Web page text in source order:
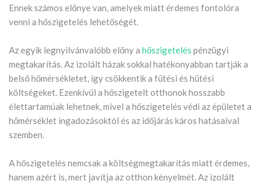
Ennek számos előnye van, amelyek miatt érdemes fontolóra
venni a hőszigetelés lehetőségét.
Az egyik legnyilvánvalóbb előny a hőszigetelés pénzügyi
megtakarítás. Az izolált házak sokkal hatékonyabban tartják a
belső hőmérsékletet, így csökkentik a fűtési és hűtési
költségeket. Ezenkívül a hőszigetelt otthonok hosszabb
élettartamúak lehetnek, mivel a hőszigetelés védi az épületet a
hőmérséklet ingadozásoktól és az időjárás káros hatásaival
szemben.
A hőszigetelés nemcsak a költségmegtakarítás miatt érdemes,
hanem azért is, mert javítja az otthon kényelmét. Az izolált